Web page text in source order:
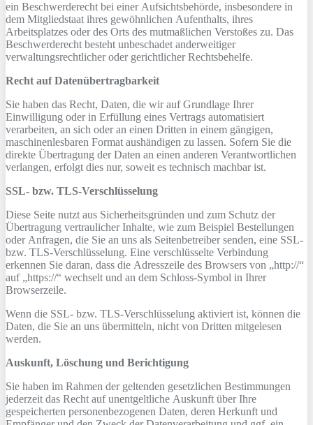
ein Beschwerderecht bei einer Aufsichtsbehörde, insbesondere in
dem Mitgliedstaat ihres gewöhnlichen Aufenthalts, ihres
Arbeitsplatzes oder des Orts des mutmaßlichen Verstoßes zu. Das
Beschwerderecht besteht unbeschadet anderweitiger
verwaltungsrechtlicher oder gerichtlicher Rechtsbehelfe.
Recht auf Daten­übertrag­barkeit
Sie haben das Recht, Daten, die wir auf Grundlage Ihrer
Einwilligung oder in Erfüllung eines Vertrags automatisiert
verarbeiten, an sich oder an einen Dritten in einem gängigen,
maschinenlesbaren Format aushändigen zu lassen. Sofern Sie die
direkte Übertragung der Daten an einen anderen Verantwortlichen
verlangen, erfolgt dies nur, soweit es technisch machbar ist.
SSL- bzw. TLS-Verschlüsselung
Diese Seite nutzt aus Sicherheitsgründen und zum Schutz der
Übertragung vertraulicher Inhalte, wie zum Beispiel Bestellungen
oder Anfragen, die Sie an uns als Seitenbetreiber senden, eine SSL-
bzw. TLS-Verschlüsselung. Eine verschlüsselte Verbindung
erkennen Sie daran, dass die Adresszeile des Browsers von „http://“
auf „https://“ wechselt und an dem Schloss-Symbol in Ihrer
Browserzeile.
Wenn die SSL- bzw. TLS-Verschlüsselung aktiviert ist, können die
Daten, die Sie an uns übermitteln, nicht von Dritten mitgelesen
werden.
Auskunft, Löschung und Berichtigung
Sie haben im Rahmen der geltenden gesetzlichen Bestimmungen
jederzeit das Recht auf unentgeltliche Auskunft über Ihre
gespeicherten personenbezogenen Daten, deren Herkunft und